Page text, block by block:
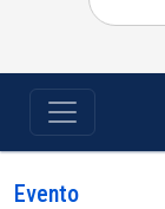
por:
Evento